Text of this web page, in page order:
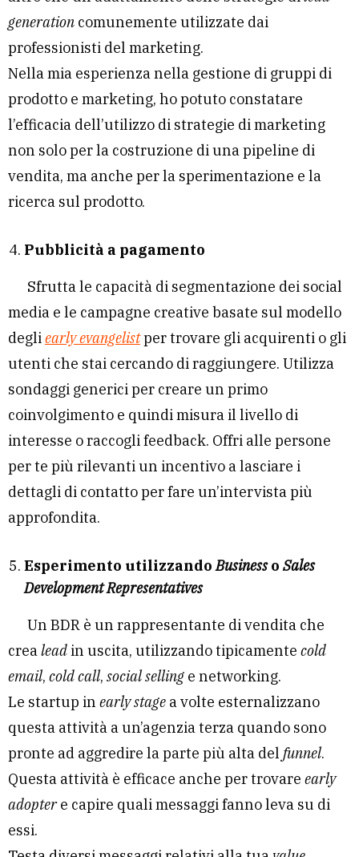
generation comunemente utilizzate dai
professionisti del marketing.
Nella mia esperienza nella gestione di gruppi di
prodotto e marketing, ho potuto constatare
l’efficacia dell’utilizzo di strategie di marketing
non solo per la costruzione di una pipeline di
vendita, ma anche per la sperimentazione e la
ricerca sul prodotto.
Pubblicità a pagamento
Sfrutta le capacità di segmentazione dei social
media e le campagne creative basate sul modello
degli early evangelistper trovare gli acquirenti o gli
utenti che stai cercando di raggiungere. Utilizza
sondaggi generici per creare un primo
coinvolgimento e quindi misura il livello di
interesse o raccogli feedback. Offri alle persone
per te più rilevanti un incentivo a lasciare i
dettagli di contatto per fare un’intervista più
approfondita.
Esperimento utilizzandoBusinesso Sales
Development Representatives
Un BDR è un rappresentante di vendita che
crea lead in uscita, utilizzando tipicamente cold
email, cold call, social selling e networking.
Le startup in early stage a volte esternalizzano
questa attività a un’agenzia terza quando sono
pronte ad aggredire la parte più alta del funnel.
Questa attività è efficace anche per trovare early
adoptere capire quali messaggi fanno leva su di
essi.